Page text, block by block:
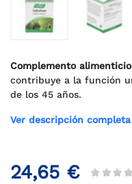
Complemento alimenticio
contribuye a la función
de los 45 años.
Ver descripción completa
24,65 €